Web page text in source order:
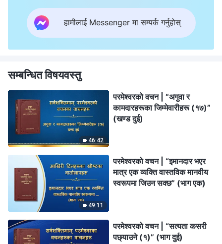
हामीलाई Messenger मा सम्पर्क गर्नुहोस्
सम्बन्धित विषयवस्तु
46:42
परमेश्‍वरको वचन | “अगुवा र
कामदारहरूका जिम्‍मेवारीहरू (१७)”
(खण्ड दुई)
49:11
परमेश्‍वरको वचन | “इमानदार भएर
मात्र एक व्यक्ति वास्तविक मानवीय
स्वरूपमा जिउन सक्छ” (भाग एक)
परमेश्‍वरको वचन | “सत्यता कसरी
पछ्याउने (१)” (भाग दुई)